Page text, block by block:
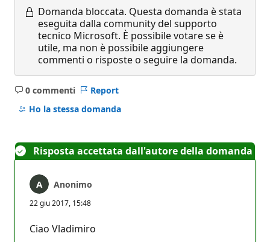
Domanda bloccata. Questa domanda è stata
eseguita dalla community del supporto
tecnico Microsoft. È possibile votare se è
utile, ma non è possibile aggiungere
commenti o risposte o seguire la domanda.
0 commenti
Nessun
commento
Report
Ho la stessa domanda
Risposta accettata dall'autore della domanda
Anonimo
22 giu 2017, 15:48
Ciao Vladimiro